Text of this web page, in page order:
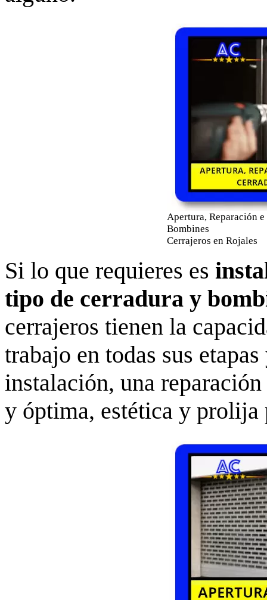
Apertura, Reparación
Bombines
Cerrajeros en Rojales
Si lo que requieres es
tipo de cerradura y
cerrajeros tienen la
trabajo en todas sus
instalación, una
y óptima, estética y prolija